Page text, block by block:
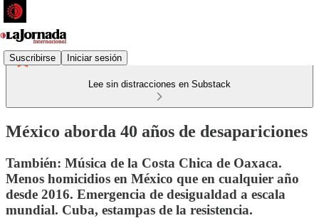
Suscribirse Iniciar sesión
Lee sin distracciones en Substack
México aborda 40 años de desapariciones
También: Música de la Costa Chica de Oaxaca.
Menos homicidios en México que en cualquier año
desde 2016. Emergencia de desigualdad a escala
mundial. Cuba, estampas de la resistencia.